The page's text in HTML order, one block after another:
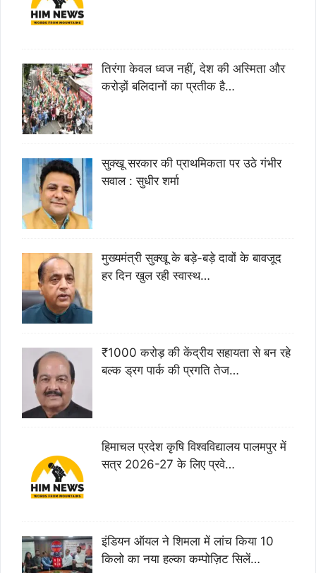
तिरंगा केवल ध्वज नहीं, देश की अस्मिता और
करोड़ों बलिदानों का प्रतीक है…
सुक्खू सरकार की प्राथमिकता पर उठे गंभीर
सवाल : सुधीर शर्मा
मुख्यमंत्री सुक्खू के बड़े-बड़े दावों के बावजूद
हर दिन खुल रही स्वास्थ…
₹1000 करोड़ की केंद्रीय सहायता से बन रहे
बल्क ड्रग पार्क की प्रगति तेज…
हिमाचल प्रदेश कृषि विश्वविद्यालय पालमपुर में
सत्र 2026-27 के लिए प्रवे…
इंडियन ऑयल ने शिमला में लांच किया 10
किलो का नया हल्का कम्पोज़िट सिलें…